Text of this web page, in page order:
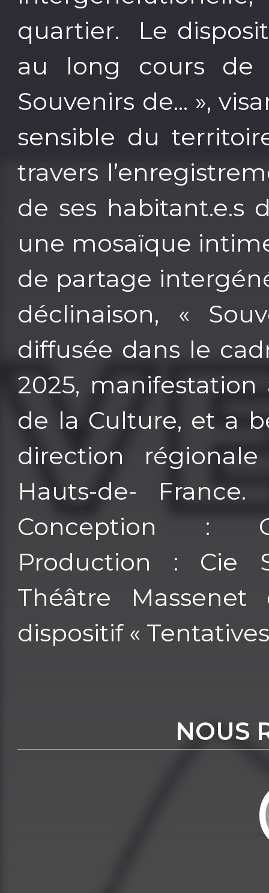
quartier. Le
au long cours de
Souvenirs de... »,
sensible du
travers
de ses habitant.e.s
une mosaïque
de partage
déclinaison, «
diffusée dans le
2025,
de la Culture, et a
direction
Hauts-de-
Conception :
Production : Cie
Théâtre
dispositif «
NOUS